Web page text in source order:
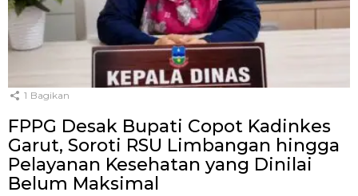
1 Bagikan
FPPG Desak Bupati Copot Kadinkes
Garut, Soroti RSU Limbangan hingga
Pelayanan Kesehatan yang Dinilai
Belum Maksimal